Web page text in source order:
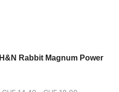
H&N Rabbit Magnum Power